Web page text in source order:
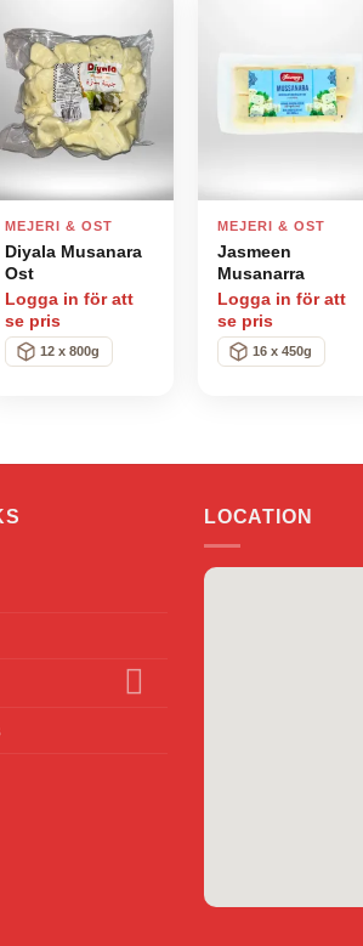
Add to
wishlist
MEJERI & OST
Diyala Musanara
Ost
Logga in för att
se pris
12 x 800g
wishlist
MEJERI & OST
Jasmeen
Musanarra
Logga in för att
se pris
16 x 450g
LOCATION